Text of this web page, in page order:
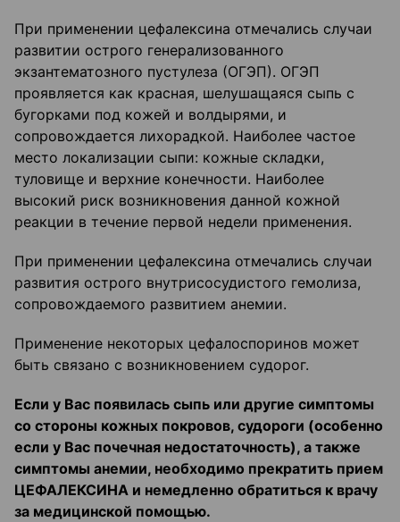
При применении цефалексина отмечались случаи
развитии острого генерализованного
экзантематозного пустулеза (ОГЭП). ОГЭП
проявляется как красная, шелушащаяся сыпь с
бугорками под кожей и волдырями, и
сопровождается лихорадкой. Наиболее частое
место локализации сыпи: кожные складки,
туловище и верхние конечности. Наиболее
высокий риск возникновения данной кожной
реакции в течение первой недели применения.
При применении цефалексина отмечались случаи
развития острого внутрисосудистого гемолиза,
сопровождаемого развитием анемии.
Применение некоторых цефалоспоринов может
быть связано с возникновением судорог.
Если у Вас появилась сыпь или другие симптомы
со стороны кожных покровов, судороги (особенно
если у Вас почечная недостаточность), а также
симптомы анемии, необходимо прекратить прием
ЦЕФАЛЕКСИНА и немедленно обратиться к врачу
за медицинской помощью.